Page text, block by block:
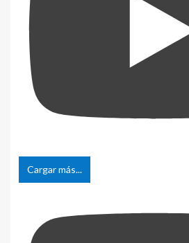
Cargar más...